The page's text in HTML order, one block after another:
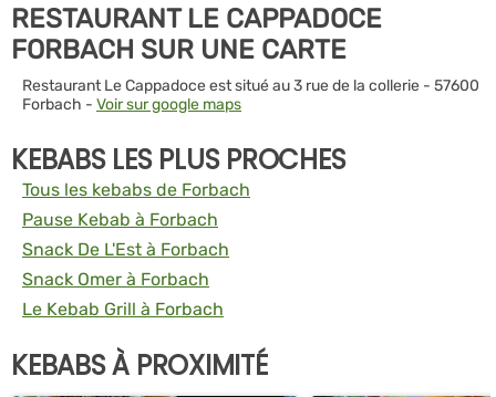
RESTAURANT LE CAPPADOCE
FORBACH SUR UNE CARTE
Restaurant Le Cappadoce est situé au 3 rue de la collerie - 57600
Forbach - Voir sur google maps
KEBABS LES PLUS PROCHES
Tous les kebabs de Forbach
Pause Kebab à Forbach
Snack De L'Est à Forbach
Snack Omer à Forbach
Le Kebab Grill à Forbach
KEBABS À PROXIMITÉ